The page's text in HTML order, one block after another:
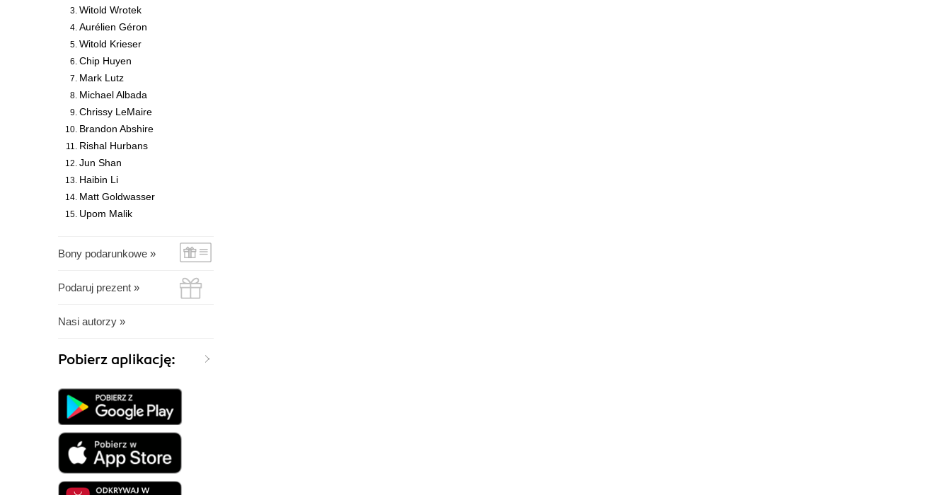
Witold Wrotek
Aurélien Géron
Witold Krieser
Chip Huyen
Mark Lutz
Michael Albada
Chrissy LeMaire
Brandon Abshire
Rishal Hurbans
Jun Shan
Haibin Li
Matt Goldwasser
Upom Malik
Bony podarunkowe »
Podaruj prezent »
Nasi autorzy »
Pobierz aplikację: